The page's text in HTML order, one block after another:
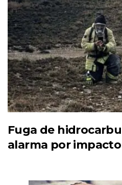
Fuga de
alarma por